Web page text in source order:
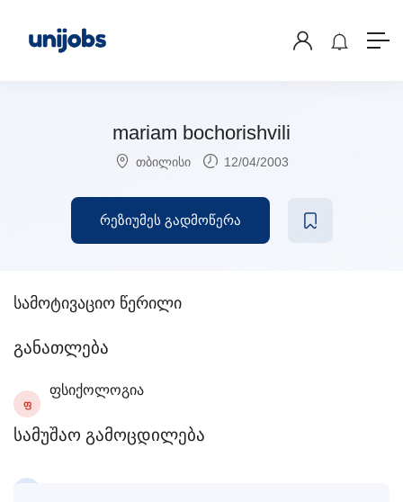
mariam bochorishvili
თბილისი 12/04/2003
რეზიუმეს გადმოწერა
სამოტივაციო წერილი
განათლება
Ფ
ფსიქოლოგია
სამუშაო გამოცდილება